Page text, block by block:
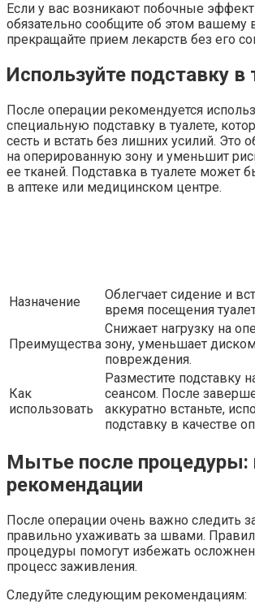
Если у вас возникают побочные
обязательно сообщите об этом вашему
прекращайте прием лекарств без его
Используйте подставку в
После операции рекомендуется
специальную подставку в туалете,
сесть и встать без лишних усилий. Это
на оперированную зону и уменьшит
ее тканей. Подставка в туалете может
в аптеке или медицинском центре.
Назначение
Облегчает сидение и
время посещения
Преимущества
Снижает нагрузку на
зону, уменьшает
повреждения.
Как
использовать
Разместите подставку
сеансом. После
аккуратно встаньте,
подставку в качестве
Мытье после процедуры:
рекомендации
После операции очень важно следить
правильно ухаживать за швами.
процедуры помогут избежать
процесс заживления.
Следуйте следующим рекомендациям: